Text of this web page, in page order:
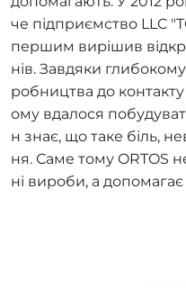
че підприємство LLC
першим вирішив
нів. Завдяки
робництва до
ому вдалося
н знає, що таке біль,
ня. Саме тому ORTOS
ні вироби, а